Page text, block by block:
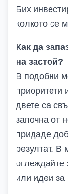
Бих
колкото се
Как да
на застой?
В подобни
приоритети
двете са
започна от
придаде
резултат. В
оглеждайте
или идеи за